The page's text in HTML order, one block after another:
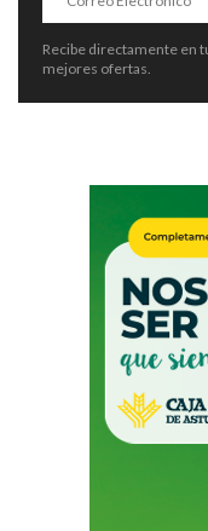
Recibe directamente en
mejores ofertas.